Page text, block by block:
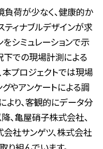
荷が少なく、健康的か
ィナブルデザインが求
シミュレーションで示
下での現場計測による
本プロジェクトでは現場
やアンケートによる調
より、客観的にデータ分
、亀屋硝子株式会社、
社サンゲツ、株式会社